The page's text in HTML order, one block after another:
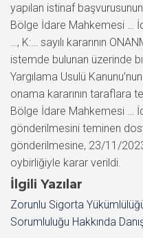
yapılan istinaf
Bölge İdare Mahkemesi …
…, K:… sayılı kararının
istemde bulunan üzerinde
Yargılama Usulü
onama kararının taraflara
Bölge İdare Mahkemesi …
gönderilmesini teminen
gönderilmesine, 23/11/
oybirliğiyle karar verildi.
İlgili Yazılar
Zorunlu Sigorta
Sorumluluğu Hakkında